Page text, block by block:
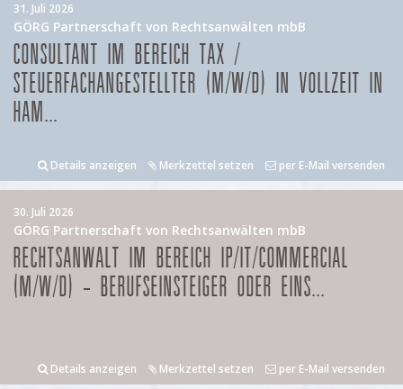
31. Juli 2026
GÖRG Partnerschaft von Rechtsanwälten mbB
CONSULTANT IM BEREICH TAX /
STEUERFACHANGESTELLTER (M/W/D) IN VOLLZEIT IN
HAM...
Details anzeigen Merkzettel setzen per E-Mail versenden
30. Juli 2026
GÖRG Partnerschaft von Rechtsanwälten mbB
RECHTSANWALT IM BEREICH IP/IT/COMMERCIAL
(M/W/D) – BERUFSEINSTEIGER ODER EINS...
Details anzeigen Merkzettel setzen per E-Mail versenden